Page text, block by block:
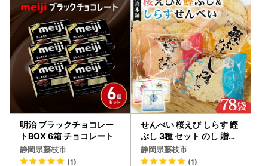
明治 ブラックチョコレー
トBOX 6箱 チョコレート
静岡県藤枝市
(1)
せんべい 桜えび しらす 鰹
ぶし 3種 セット のし 贈答
ギフト せんべい
静岡県藤枝市
(1)